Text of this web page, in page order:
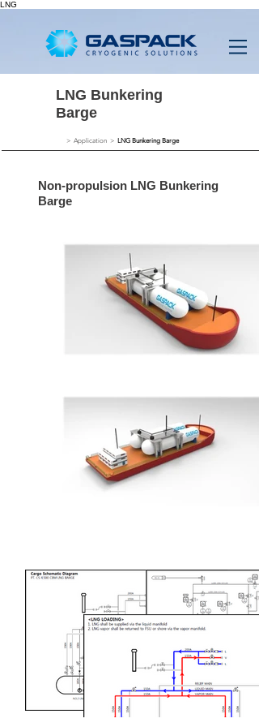
LNG
LNG Bunkering
Barge
> Application > LNG Bunkering Barge
Non-propulsion LNG Bunkering
Barge